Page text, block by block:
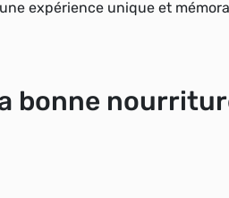
expérience unique et
bonne